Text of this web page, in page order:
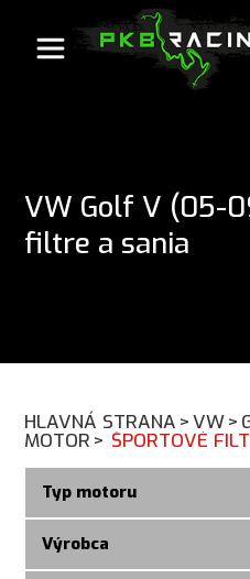
VW Golf V (05-
filtre a sania
HLAVNÁ STRANA >VW>
MOTOR > ŠPORTOVÉ
Typ motoru
Výrobca